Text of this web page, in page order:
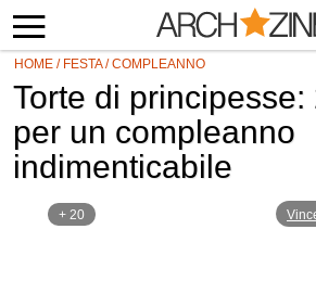
HOME / FESTA/COMPLEANNO
Torte di principesse:
per un compleanno
indimenticabile
+ 20